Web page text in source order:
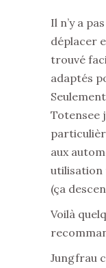
Il n’y a
déplacer
trouvé
adaptés
Totensee
aux
utilisation
(ça
Voilà
Jungfrau